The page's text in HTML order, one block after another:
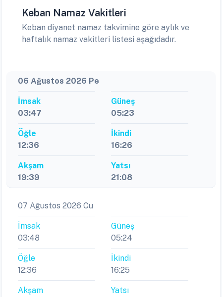
Keban Namaz Vakitleri
Keban diyanet namaz takvimine göre aylık ve
haftalık namaz vakitleri listesi aşağıdadır.
06 Ağustos 2026 Pe
İmsak
03:47
Güneş
05:23
Öğle
12:36
İkindi
16:26
Akşam
19:39
Yatsı
21:08
07 Ağustos 2026 Cu
İmsak
03:48
Güneş
05:24
Öğle
12:36
İkindi
16:25
Akşam
Yatsı